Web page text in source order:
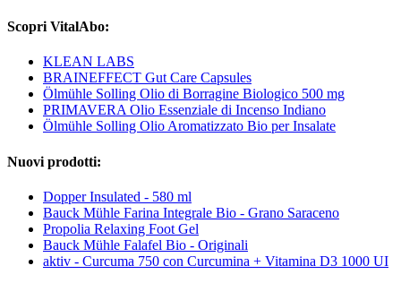
Scopri VitalAbo:
KLEAN LABS
BRAINEFFECT Gut Care Capsules
Ölmühle Solling Olio di Borragine Biologico 500 mg
PRIMAVERA Olio Essenziale di Incenso Indiano
Ölmühle Solling Olio Aromatizzato Bio per Insalate
Nuovi prodotti:
Dopper Insulated - 580 ml
Bauck Mühle Farina Integrale Bio - Grano Saraceno
Propolia Relaxing Foot Gel
Bauck Mühle Falafel Bio - Originali
aktiv - Curcuma 750 con Curcumina + Vitamina D3 1000 UI